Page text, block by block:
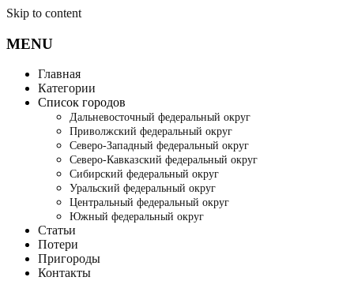
Skip to content
MENU
Главная
Категории
Список городов
Дальневосточный федеральный округ
Приволжский федеральный округ
Северо-Западный федеральный округ
Северо-Кавказский федеральный округ
Сибирский федеральный округ
Уральский федеральный округ
Центральный федеральный округ
Южный федеральный округ
Статьи
Потери
Пригороды
Контакты